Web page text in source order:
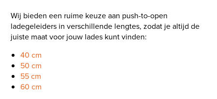
Wij bieden een ruime keuze aan push-to-open
ladegeleiders in verschillende lengtes, zodat je altijd de
juiste maat voor jouw lades kunt vinden:
40 cm
50 cm
55 cm
60 cm